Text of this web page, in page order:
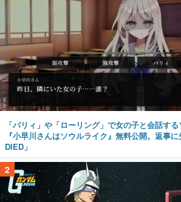
「パリィ」や「ローリング」で女の子と会話す
『小早川さんはソウルライク』無料公開。返事
DIED」
2